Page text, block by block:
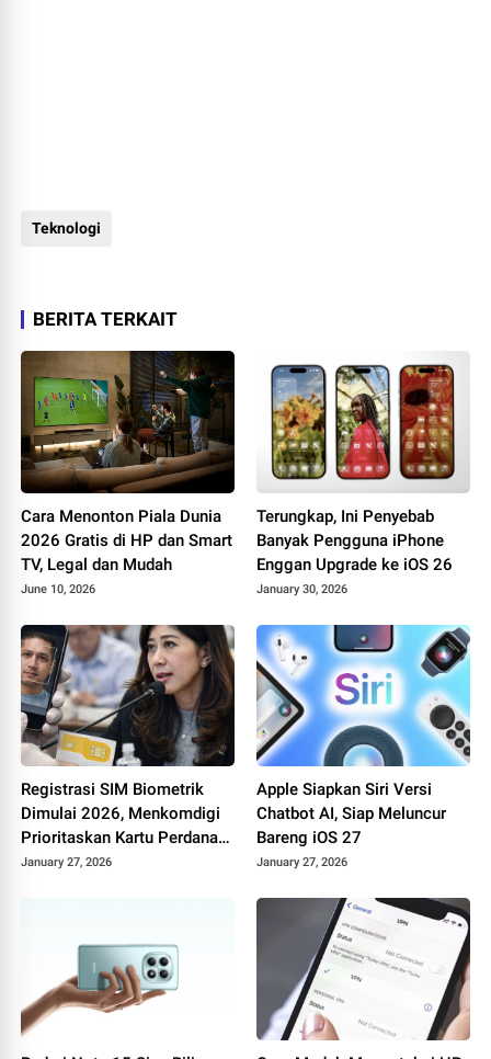
Teknologi
BERITA TERKAIT
Cara Menonton Piala Dunia
2026 Gratis di HP dan Smart
TV, Legal dan Mudah
June 10, 2026
Terungkap, Ini Penyebab
Banyak Pengguna iPhone
Enggan Upgrade ke iOS 26
January 30, 2026
Registrasi SIM Biometrik
Dimulai 2026, Menkomdigi
Prioritaskan Kartu Perdana
Baru
January 27, 2026
Apple Siapkan Siri Versi
Chatbot AI, Siap Meluncur
Bareng iOS 27
January 27, 2026